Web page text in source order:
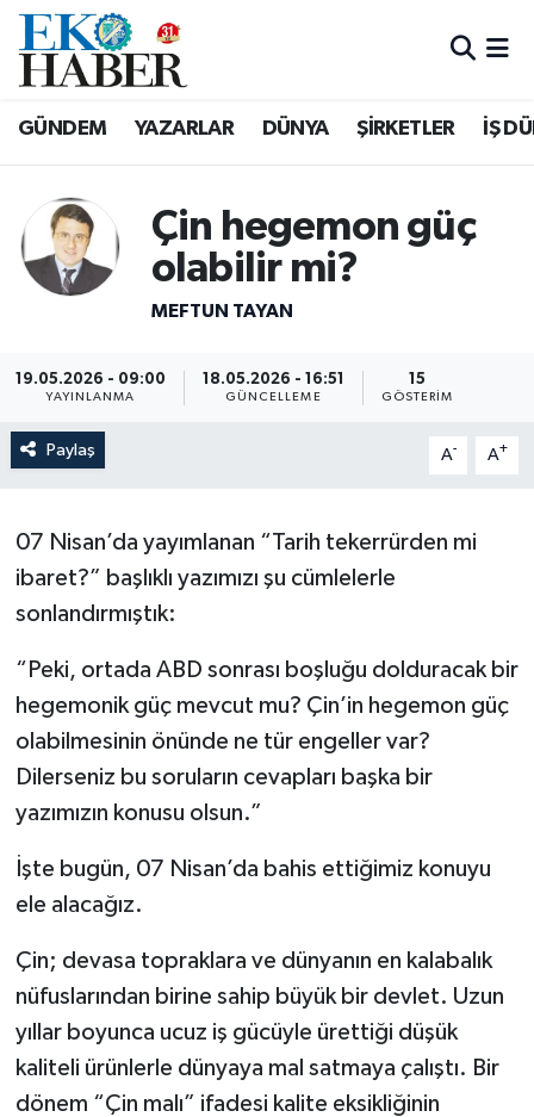
GÜNDEM YAZARLAR DÜNYA ŞİRKETLER İŞ
Çin hegemon güç
olabilir mi?
MEFTUN TAYAN
19.05.2026 - 09:00
YAYINLANMA
18.05.2026 - 16:51
GÜNCELLEME
15
GÖSTERIM
Paylaş A- A+
07 Nisan’da yayımlanan “Tarih tekerrürden mi
ibaret?” başlıklı yazımızı şu cümlelerle
sonlandırmıştık:
“Peki, ortada ABD sonrası boşluğu dolduracak bir
hegemonik güç mevcut mu? Çin’in hegemon güç
olabilmesinin önünde ne tür engeller var?
Dilerseniz bu soruların cevapları başka bir
yazımızın konusu olsun.”
İşte bugün, 07 Nisan’da bahis ettiğimiz konuyu
ele alacağız.
Çin; devasa topraklara ve dünyanın en kalabalık
nüfuslarından birine sahip büyük bir devlet. Uzun
yıllar boyunca ucuz iş gücüyle ürettiği düşük
kaliteli ürünlerle dünyaya mal satmaya çalıştı. Bir
dönem “Çin malı” ifadesi kalite eksikliğinin
Hava Durumu
Süper Lig Puan Durumu ve Fikstür
Tüm Manşetler
Haber Arşivi